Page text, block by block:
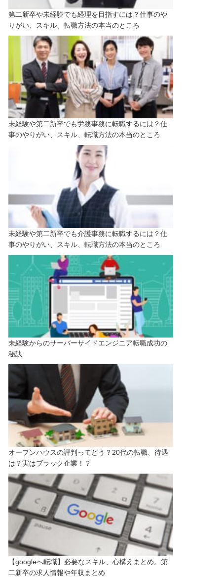
第二新卒や未経験でも経理を目指すには？仕事のや
りがい、スキル、転職方法の本当のところ
未経験や第二新卒でも労務事務に転職するには？仕
事のやりがい、スキル、転職方法の本当のところ
未経験や第二新卒でも介護事務に転職するには？仕
事のやりがい、スキル、転職方法の本当のところ
未経験からのサーバーサイドエンジニア転職成功の
秘訣
オープンハウスの評判ってどう？20代の転職、待遇
は？実はブラック企業！？
【googleへ転職】必要なスキル、心構えまとめ。第
二新卒の求人情報や年収まとめ